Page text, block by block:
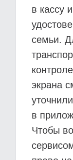
в кассу
семьи.
экрана
в
Чтобы